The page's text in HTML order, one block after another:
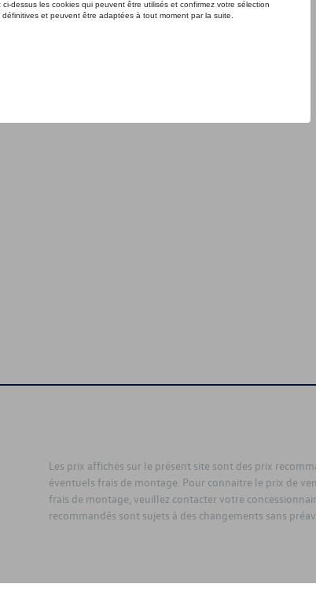
Les prix affichés sur le présent site sont des prix
éventuels frais de montage. Pour connaitre le prix de
frais de montage, veuillez contacter votre
recommandés sont sujets à des changements sans